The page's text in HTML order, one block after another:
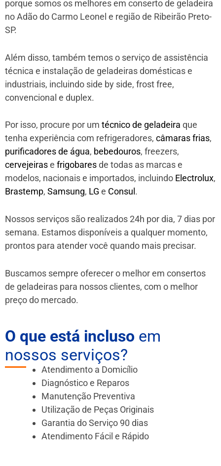
porque somos os melhores em conserto de geladeira
no Adão do Carmo Leonel e região de Ribeirão Preto-
SP.
Além disso, também temos o serviço de assistência
técnica e instalação de geladeiras domésticas e
industriais, incluindo side by side, frost free,
convencional e duplex.
Por isso, procure por um técnico de geladeira que
tenha experiência com refrigeradores, câmaras frias,
purificadores de água, bebedouros, freezers,
cervejeirase frigobaresde todas as marcas e
modelos, nacionais e importados, incluindo Electrolux,
Brastemp, Samsung, LG e Consul .
Nossos serviços são realizados 24h por dia, 7 dias por
semana. Estamos disponíveis a qualquer momento,
prontos para atender você quando mais precisar.
Buscamos sempre oferecer o melhor em consertos
de geladeiras para nossos clientes, com o melhor
preço do mercado.
O que está incluso em
nossos serviços?
Atendimento a Domicílio
Diagnóstico e Reparos
Manutenção Preventiva
Utilização de Peças Originais
Garantia do Serviço 90 dias
Atendimento Fácil e Rápido